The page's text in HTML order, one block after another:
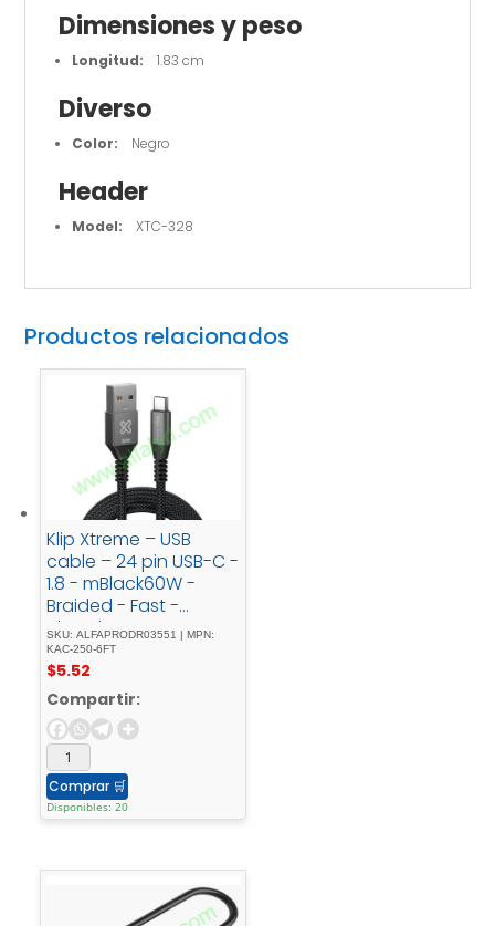
Dimensiones y peso
Longitud: 1.83 cm
Diverso
Color: Negro
Header
Model: XTC-328
Productos relacionados
Klip Xtreme – USB
cable – 24 pin USB-C -
1.8 - mBlack60W -
Braided - Fast -
charging
SKU: ALFAPRODR03551 | MPN:
KAC-250-6FT
$5.52
Compartir:
Comprar 🛒
Disponibles: 20